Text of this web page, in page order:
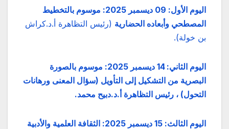
اليوم الأول: 09 ديسمبر 2025: موسوم بالتخطيط
المصطحي وأبعاده الحضارية (رئيس التظاهرة أ.د.كراش
بن خولة).
اليوم الثاني: 14 ديسمبر 2025: موسوم بالصورة
البصرية من التشكيل إلى التأويل (سؤال المعنى ورهانات
التحول) ، رئيس التظاهرة أ.د.دبيح محمد.
اليوم الثالث: 15 ديسمبر 2025: الثقافة العلمية والأدبية